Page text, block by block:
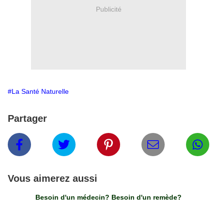
Publicité
#La Santé Naturelle
Partager
Vous aimerez aussi
Besoin d'un médecin? Besoin d'un remède?